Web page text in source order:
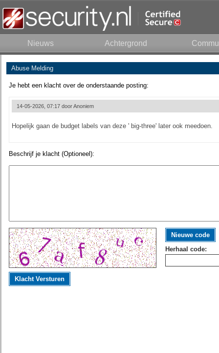
Nieuws Achtergrond
Abuse Melding
Je hebt een klacht over de onderstaande posting:
14-05-2026, 07:17 doorAnoniem
Hopelijk gaan de budget labels van deze ' big-three' later ook meedoen.
Beschrijf je klacht (Optioneel):
Nieuwe code
Herhaal code:
Klacht Versturen